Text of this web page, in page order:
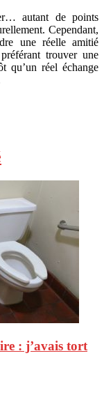
autant de points
Cependant,
une réelle amitié
trouver une
qu’un réel échange
: j’avais tort